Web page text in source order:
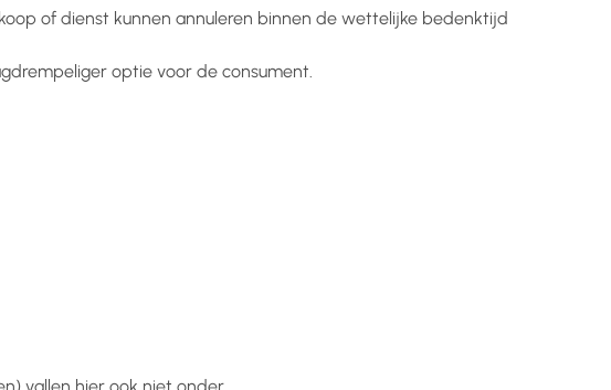
of dienst kunnen annuleren binnen de wettelijke bedenktijd
optie voor de consument.